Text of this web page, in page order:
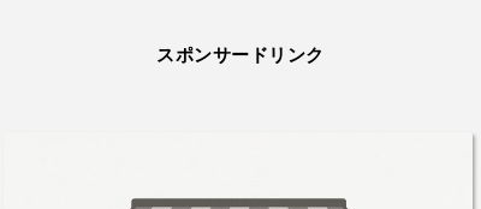
スポンサードリンク